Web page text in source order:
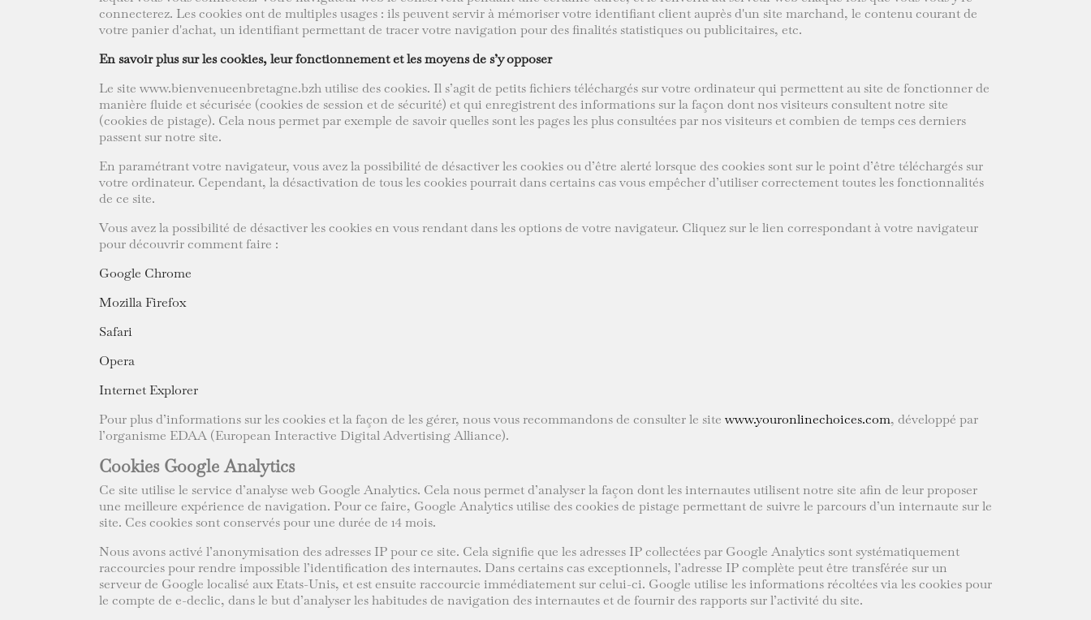
connecterez. Les cookies ont de multiples usages : ils peuvent servir à mémoriser votre identifiant client auprès d'un site marchand, le contenu courant de
votre panier d'achat, un identifiant permettant de tracer votre navigation pour des finalités statistiques ou publicitaires, etc.
En savoir plus sur les cookies, leur fonctionnement et les moyens de s’y opposer
Le site www.bienvenueenbretagne.bzh utilise des cookies. Il s’agit de petits fichiers téléchargés sur votre ordinateur qui permettent au site de fonctionner de
manière fluide et sécurisée (cookies de session et de sécurité) et qui enregistrent des informations sur la façon dont nos visiteurs consultent notre site
(cookies de pistage). Cela nous permet par exemple de savoir quelles sont les pages les plus consultées par nos visiteurs et combien de temps ces derniers
passent sur notre site.
En paramétrant votre navigateur, vous avez la possibilité de désactiver les cookies ou d’être alerté lorsque des cookies sont sur le point d’être téléchargés sur
votre ordinateur. Cependant, la désactivation de tous les cookies pourrait dans certains cas vous empêcher d’utiliser correctement toutes les fonctionnalités
de ce site.
Vous avez la possibilité de désactiver les cookies en vous rendant dans les options de votre navigateur. Cliquez sur le lien correspondant à votre navigateur
pour découvrir comment faire :
Google Chrome
Mozilla Firefox
Safari
Opera
Internet Explorer
Pour plus d’informations sur les cookies et la façon de les gérer, nous vous recommandons de consulter le site www.youronlinechoices.com, développé par
l’organisme EDAA (European Interactive Digital Advertising Alliance).
Cookies Google Analytics
Ce site utilise le service d’analyse web Google Analytics. Cela nous permet d’analyser la façon dont les internautes utilisent notre site afin de leur proposer
une meilleure expérience de navigation. Pour ce faire, Google Analytics utilise des cookies de pistage permettant de suivre le parcours d’un internaute sur le
site. Ces cookies sont conservés pour une durée de 14 mois.
Nous avons activé l’anonymisation des adresses IP pour ce site. Cela signifie que les adresses IP collectées par Google Analytics sont systématiquement
raccourcies pour rendre impossible l’identification des internautes. Dans certains cas exceptionnels, l’adresse IP complète peut être transférée sur un
serveur de Google localisé aux Etats-Unis, et est ensuite raccourcie immédiatement sur celui-ci. Google utilise les informations récoltées via les cookies pour
le compte de e-declic, dans le but d’analyser les habitudes de navigation des internautes et de fournir des rapports sur l’activité du site.